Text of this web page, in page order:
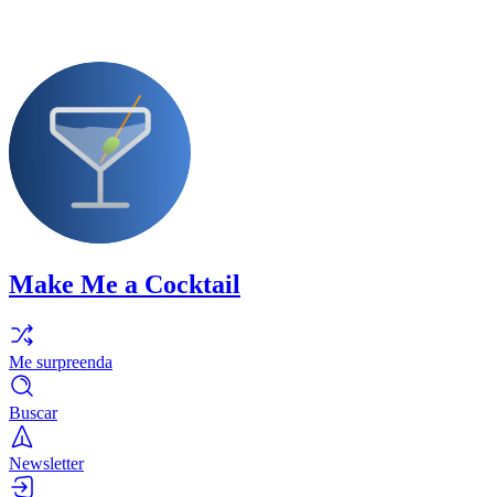
Make Me a Cocktail
Me surpreenda
Buscar
Newsletter